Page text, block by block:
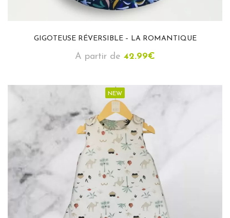
GIGOTEUSE RÉVERSIBLE – LA ROMANTIQUE
A partir de 42.99€
NEW